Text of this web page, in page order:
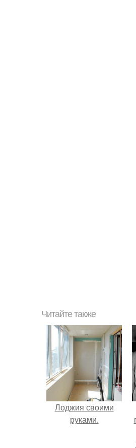
Читайте также
Лоджия своими
руками.